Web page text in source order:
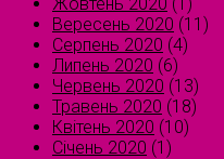
Вересень 2020 (11)
Серпень 2020 (4)
Липень 2020 (6)
Червень 2020 (13)
Травень 2020 (18)
Квітень 2020 (10)
Січень 2020 (1)